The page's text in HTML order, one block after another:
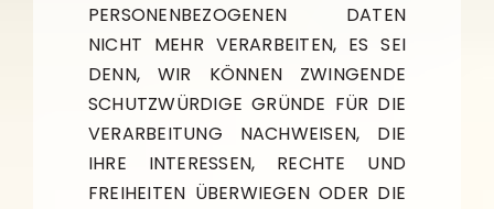
PERSONENBEZOGENEN DATEN
NICHT MEHR VERARBEITEN, ES SEI
DENN, WIR KÖNNEN ZWINGENDE
SCHUTZWÜRDIGE GRÜNDE FÜR DIE
VERARBEITUNG NACHWEISEN, DIE
IHRE INTERESSEN, RECHTE UND
FREIHEITEN ÜBERWIEGEN ODER DIE